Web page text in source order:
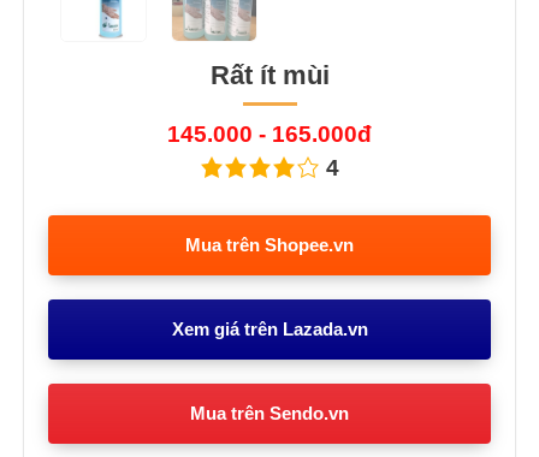
Rất ít mùi
145.000 - 165.000đ
4
Mua trên Shopee.vn
Xem giá trên Lazada.vn
Mua trên Sendo.vn